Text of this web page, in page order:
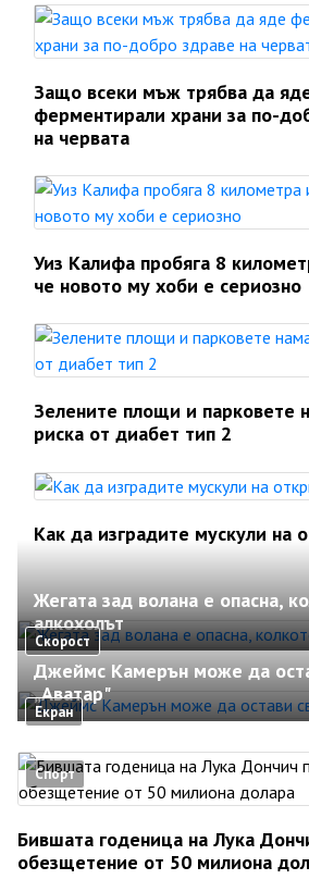
Защо всеки мъж трябва да
ферментирали храни за по-
на червата
Уиз Калифа пробяга 8
че новото му хоби е сериозно
Зелените площи и парковете
риска от диабет тип 2
Как да изградите мускули на
Скорост
Жегата зад волана е опасна,
алкохолът
Екран
Джеймс Камерън може да
„Аватар"
Спорт
Бившата годеница на Лука
обезщетение от 50 милиона